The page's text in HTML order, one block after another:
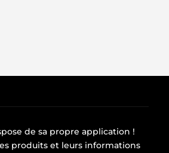
de sa propre application !
produits et leurs informations